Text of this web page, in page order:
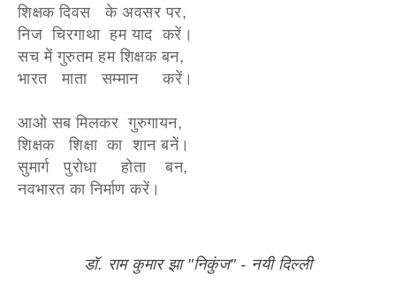
शिक्षक दिवस के अवसर पर,
निज चिरगाथा हम याद करें।
सच में गुरुतम हम शिक्षक बन,
भारत माता सम्मान करें।
आओ सब मिलकर गुरुगायन,
शिक्षक शिक्षा का शान बनें।
सुमार्ग पुरोधा होता बन,
नवभारत का निर्माण करें।
डॉ. राम कुमार झा "निकुंज" - नयी दिल्ली